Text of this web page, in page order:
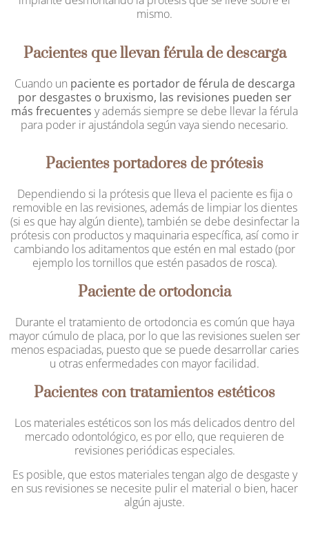
mismo.
Pacientes que llevan férula de descarga
Cuando un paciente es portador de férula de descarga
por desgastes o bruxismo, las revisiones pueden ser
más frecuentes y además siempre se debe llevar la férula
para poder ir ajustándola según vaya siendo necesario.
Pacientes portadores de prótesis
Dependiendo si la prótesis que lleva el paciente es fija o
removible en las revisiones, además de limpiar los dientes
(si es que hay algún diente), también se debe desinfectar la
prótesis con productos y maquinaria específica, así como ir
cambiando los aditamentos que estén en mal estado (por
ejemplo los tornillos que estén pasados de rosca).
Paciente de ortodoncia
Durante el tratamiento de ortodoncia es común que haya
mayor cúmulo de placa, por lo que las revisiones suelen ser
menos espaciadas, puesto que se puede desarrollar caries
u otras enfermedades con mayor facilidad.
Pacientes con tratamientos estéticos
Los materiales estéticos son los más delicados dentro del
mercado odontológico, es por ello, que requieren de
revisiones periódicas especiales.
Es posible, que estos materiales tengan algo de desgaste y
en sus revisiones se necesite pulir el material o bien, hacer
algún ajuste.